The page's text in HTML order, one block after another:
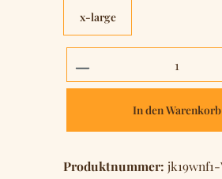
x-large
Produkt Anzahl:
In den Warenkorb
Produktnummer: jk19wnf1-